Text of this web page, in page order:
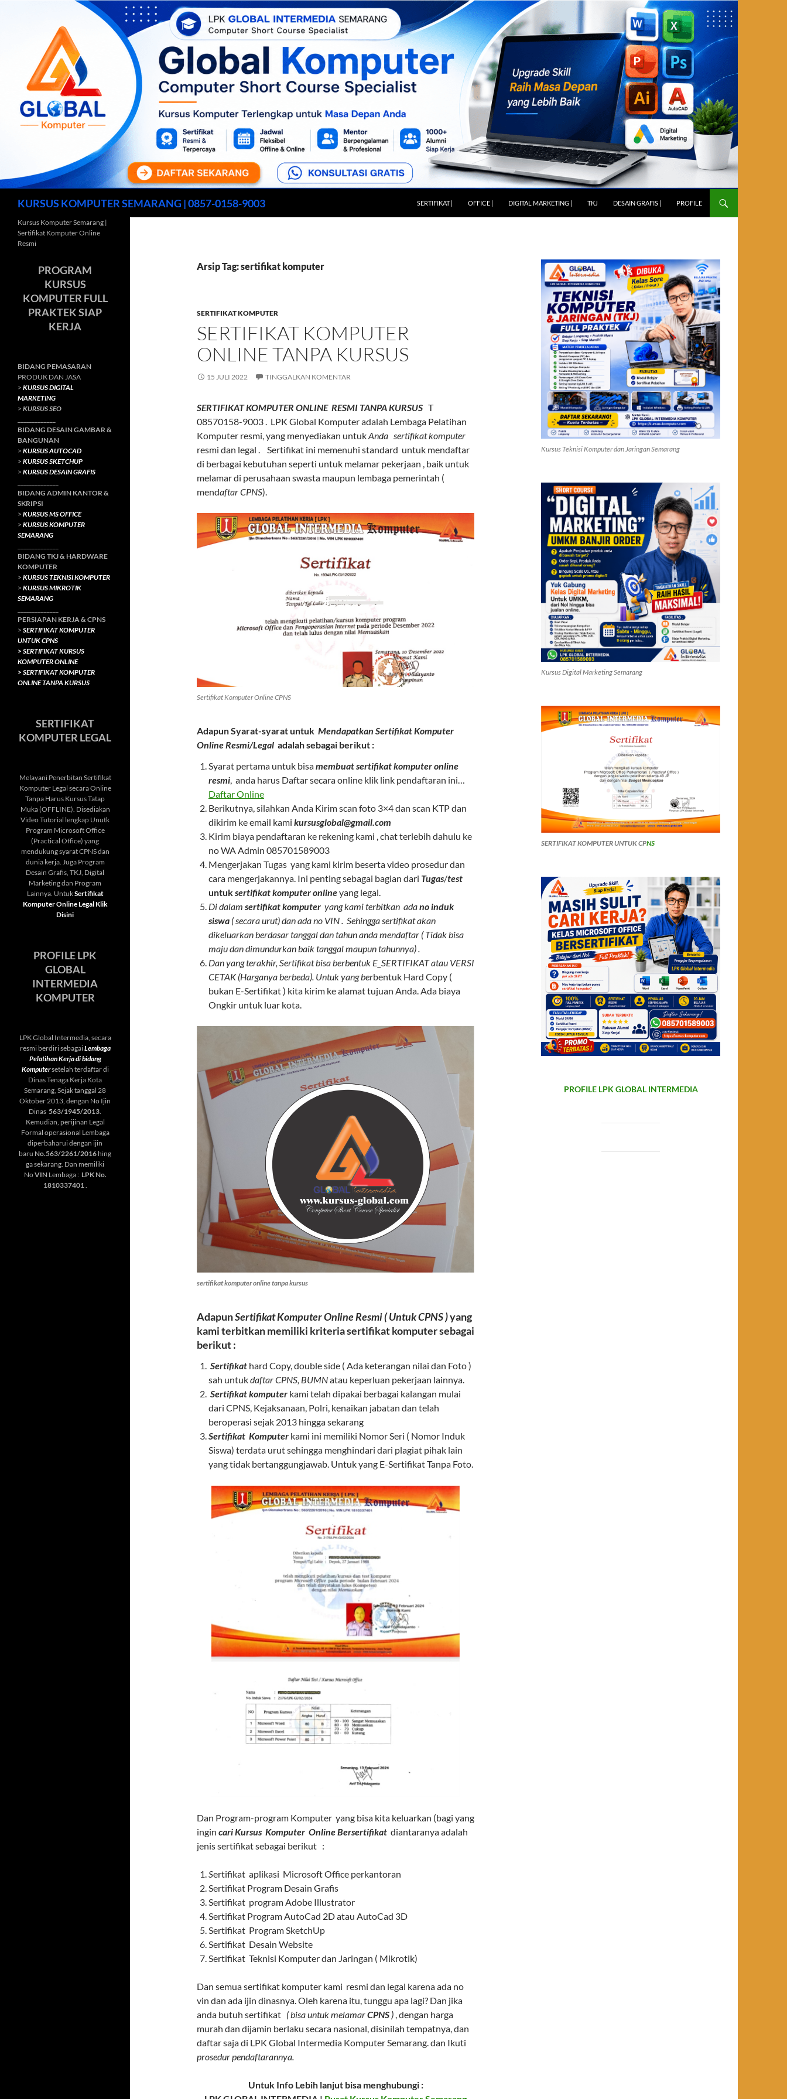
KURSUS KOMPUTER SEMARANG | 0857-0158-9003
SERTIFIKAT |
OFFICE | DIGITAL MARKETING | TKJ DESAIN GRAFIS | PROFILE
Arsip Tag: sertifikat komputer
SERTIFIKAT KOMPUTER
SERTIFIKAT KOMPUTER
ONLINE TANPA KURSUS
15 JULI 2022 TINGGALKAN KOMENTAR
SERTIFIKAT KOMPUTER ONLINE RESMI TANPA KURSUS T
08570158-9003 . LPK Global Komputer adalah Lembaga Pelatihan
Komputer resmi, yang menyediakan untukAnda sertifikat komputer
resmi dan legal . Sertifikat ini memenuhi standard untuk mendaftar
di berbagai kebutuhan seperti untuk melamar pekerjaan , baik untuk
melamar di perusahaan swasta maupun lembaga pemerintah (
mendaftar CPNS).
Sertifikat Komputer Online CPNS
Adapun Syarat-syarat untuk Mendapatkan Sertifikat Komputer
Online Resmi/Legal adalah sebagai berikut :
Syarat pertama untuk bisamembuat sertifikat komputer online
resmi, anda harus Daftar secara online klik link pendaftaran ini…
Daftar Online
Berikutnya, silahkan Anda Kirim scan foto 3×4 dan scan KTP dan
dikirim ke email kami kursusglobal@gmail.com
Kirim biaya pendaftaran ke rekening kami , chat terlebih dahulu ke
no WA Admin 085701589003
Mengerjakan Tugas yang kami kirim beserta video prosedur dan
cara mengerjakannya. Ini penting sebagai bagian dari Tugas/test
untuksertifikat komputer onlineyang legal.
Di dalam sertifikat komputer yang kami terbitkan adano induk
siswa ( secara urut) dan ada no VIN . Sehingga sertifikat akan
dikeluarkan berdasar tanggal dan tahun anda mendaftar ( Tidak bisa
maju dan dimundurkan baik tanggal maupun tahunnya) .
Dan yang terakhir, Sertifikat bisa berbentuk E_SERTIFIKAT atau VERSI
CETAK (Harganya berbeda). Untuk yang berbentuk Hard Copy (
bukan E-Sertifikat ) kita kirim ke alamat tujuan Anda. Ada biaya
Ongkir untuk luar kota.
sertifikat komputer online tanpa kursus
AdapunSertifikat Komputer OnlineResmi ( Untuk CPNS )yang
kami terbitkan memiliki kriteria sertifikat komputer sebagai
berikut :
Sertifikat hard Copy, double side ( Ada keterangan nilai dan Foto )
sah untukdaftar CPNS, BUMNatau keperluan pekerjaan lainnya.
Sertifikat komputer kami telah dipakai berbagai kalangan mulai
dari CPNS, Kejaksanaan, Polri, kenaikan jabatan dan telah
beroperasi sejak 2013 hingga sekarang
Sertifikat Komputer kami ini memiliki Nomor Seri ( Nomor Induk
Siswa) terdata urut sehingga menghindari dari plagiat pihak lain
yang tidak bertanggungjawab. Untuk yang E-Sertifikat Tanpa Foto.
Dan Program-program Komputer yang bisa kita keluarkan (bagi yang
ingin cari Kursus Komputer Online Bersertifikat diantaranya adalah
jenis sertifikat sebagai berikut :
Sertifikat aplikasi Microsoft Office perkantoran
Sertifikat Program Desain Grafis
Sertifikat program Adobe Illustrator
Sertifikat Program AutoCad 2D atau AutoCad 3D
Sertifikat Program SketchUp
Sertifikat Desain Website
Sertifikat Teknisi Komputer dan Jaringan ( Mikrotik)
Dan semua sertifikat komputer kami resmi dan legal karena ada no
vin dan ada ijin dinasnya. Oleh karena itu, tunggu apa lagi? Dan jika
anda butuh sertifikat ( bisa untuk melamarCPNS ) , dengan harga
murah dan dijamin berlaku secara nasional, disinilah tempatnya, dan
daftar saja di LPK Global Intermedia Komputer Semarang. dan Ikuti
prosedur pendaftarannya.
Untuk Info Lebih lanjut bisa menghubungi :
Kursus Teknisi Komputer dan Jaringan Semarang
Kursus Digital Marketing Semarang
SERTIFIKAT KOMPUTER UNTUK CPNS
PROFILE LPK GLOBAL INTERMEDIA
Kursus Komputer Semarang |
Sertifikat Komputer Online
Resmi
PROGRAM
KURSUS
KOMPUTER FULL
PRAKTEK SIAP
KERJA
BIDANG PEMASARAN
PRODUK DAN JASA
> KURSUS DIGITAL
MARKETING
> KURSUS SEO
BIDANG DESAIN GAMBAR &
BANGUNAN
> KURSUS AUTOCAD
> KURSUS SKETCHUP
> KURSUS DESAIN GRAFIS
BIDANG ADMIN KANTOR &
SKRIPSI
> KURSUS MS OFFICE
> KURSUS KOMPUTER
SEMARANG
BIDANG TKJ& HARDWARE
KOMPUTER
> KURSUS TEKNISI KOMPUTER
> KURSUS MIKROTIK
SEMARANG
PERSIAPAN KERJA & CPNS
> SERTIFIKAT KOMPUTER
UNTUK CPNS
> SERTIFIKAT KURSUS
KOMPUTER ONLINE
> SERTIFIKAT KOMPUTER
ONLINE TANPA KURSUS
SERTIFIKAT
KOMPUTER LEGAL
Melayani Penerbitan Sertifikat
Komputer Legal secara Online
Tanpa Harus Kursus Tatap
Muka (OFFLINE). Disediakan
Video Tutorial lengkap Unutk
Program Microsoft Office
(Practical Office) yang
mendukung syarat CPNS dan
dunia kerja. Juga Program
Desain Grafis, TKJ, Digital
Marketing dan Program
Lainnya. UntukSertifikat
Komputer Online Legal Klik
Disini
PROFILE LPK
GLOBAL
INTERMEDIA
KOMPUTER
LPK Global Intermedia, secara
resmi berdiri sebagaiLembaga
Pelatihan Kerja di bidang
Komputersetelah terdaftar di
Dinas Tenaga Kerja Kota
Semarang, Sejak tanggal 28
Oktober 2013, dengan No Ijin
Dinas 563/1945/2013.
Kemudian, perijinan Legal
Formal operasional Lembaga
diperbaharui dengan ijin
baru No.563/2261/2016 hing
ga sekarang. Dan memiliki
NoVINLembaga : LPK No.
1810337401.